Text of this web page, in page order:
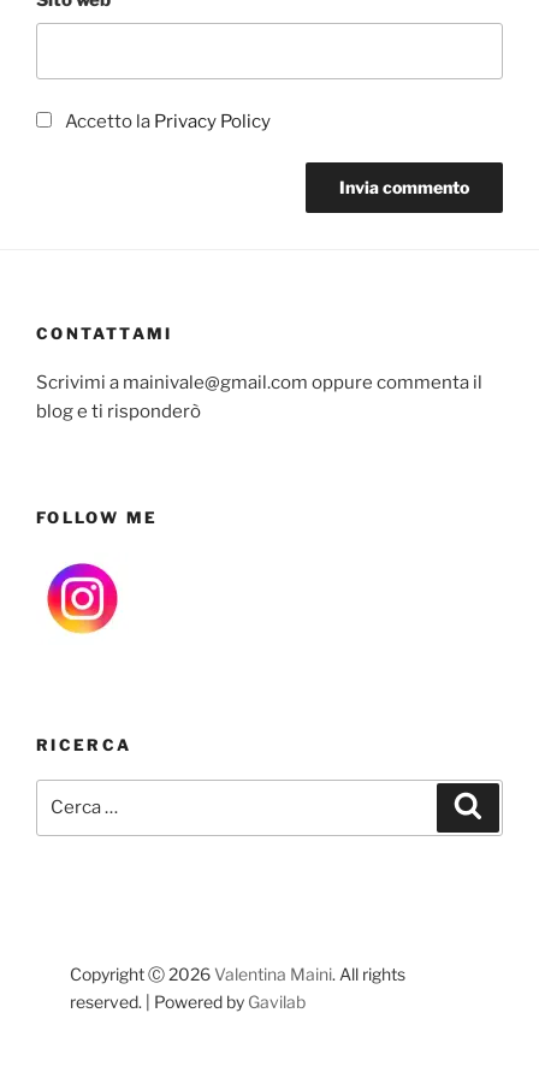
Accetto la Privacy Policy
CONTATTAMI
Scrivimi a mainivale@gmail.com oppure commenta il
blog e ti risponderò
FOLLOW ME
RICERCA
Copyright Ⓒ 2026 Valentina Maini. All rights
reserved. | Powered by Gavilab